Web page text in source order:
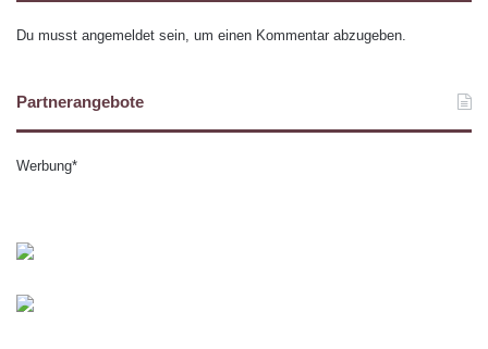
Du musst angemeldet sein, um einen Kommentar abzugeben.
Partnerangebote
Werbung*